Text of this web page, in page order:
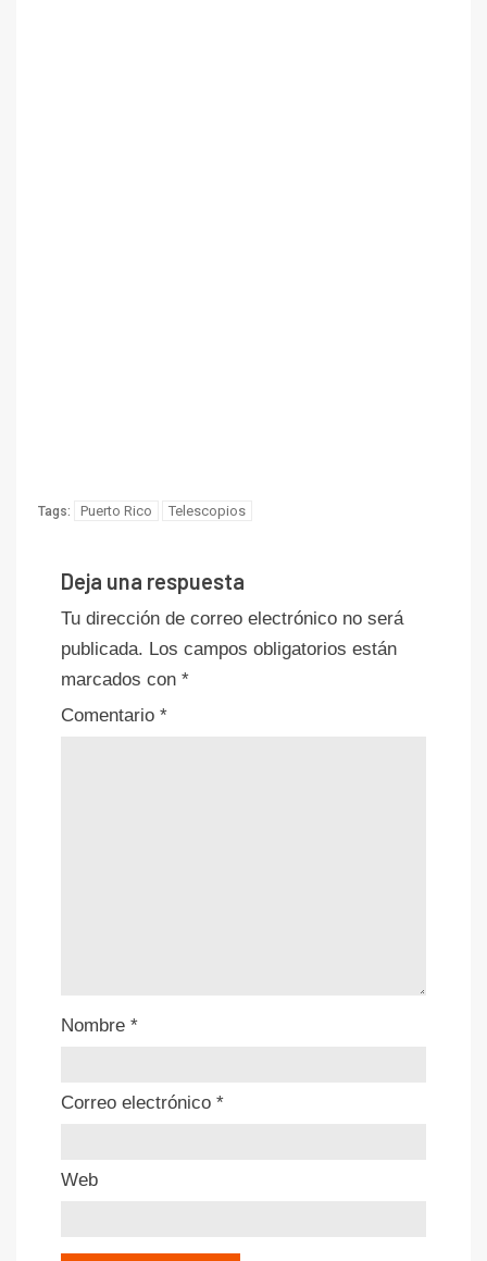
Tags: Puerto Rico Telescopios
Deja una respuesta
Tu dirección de correo electrónico no será
publicada. Los campos obligatorios están
marcados con *
Comentario *
Nombre *
Correo electrónico *
Web